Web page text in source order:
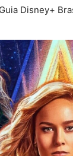
Disney+